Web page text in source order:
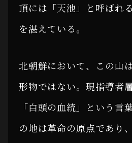
頂には「天池」と呼ばれ
を湛えている。
北朝鮮において、この山
形物ではない。現指導者
「白頭の血統」という言
の地は革命の原点であり